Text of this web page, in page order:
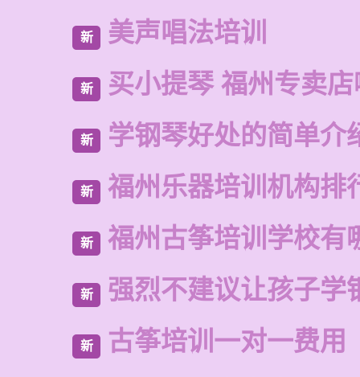
新 美声唱法培训
新 买小提琴 福州专卖
新 学钢琴好处的简单介
新 福州乐器培训机构排
新 福州古筝培训学校有
新 强烈不建议让孩子学
新 古筝培训一对一费用